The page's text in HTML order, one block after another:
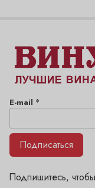
Подпишитесь,
E-mail *
Подписаться